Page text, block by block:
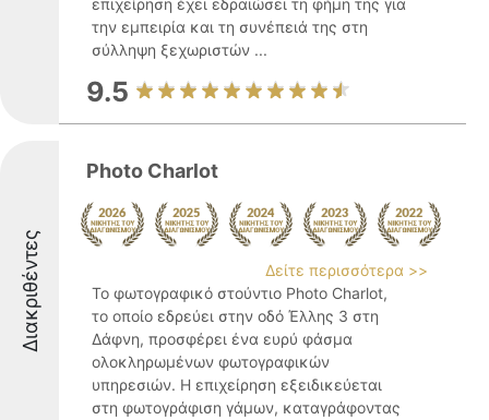
επιχείρηση έχει εδραιώσει τη φήμη της για
την εμπειρία και τη συνέπειά της στη
σύλληψη ξεχωριστών ...
9.5
Διακριθέντες
Photo Charlot
Δείτε περισσότερα >>
Το φωτογραφικό στούντιο Photo Charlot,
το οποίο εδρεύει στην οδό Έλλης 3 στη
Δάφνη, προσφέρει ένα ευρύ φάσμα
ολοκληρωμένων φωτογραφικών
υπηρεσιών. Η επιχείρηση εξειδικεύεται
στη φωτογράφιση γάμων, καταγράφοντας